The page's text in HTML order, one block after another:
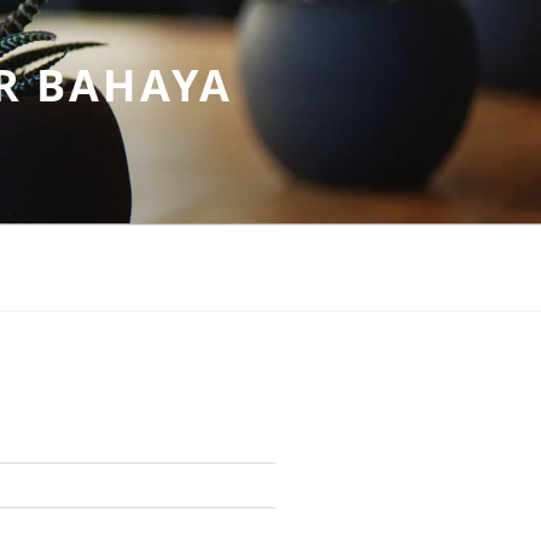
BAHAYA